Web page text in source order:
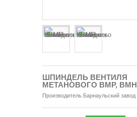
ШПИНДЕЛЬ ВЕНТИЛЯ
МЕТАНОВОГО ВМР, ВМН
Производитель Барнаульский завод